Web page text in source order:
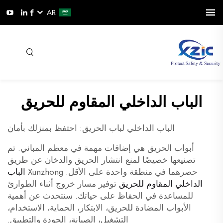
AR
الباب الداخلي المقاوم للحريق
الباب الداخلي لباب الحريق: احتفظ بمنزلك بأمان
أبواب الحريق هي إضافات مهمة في معظم المباني. تم
تصنيعها خصيصًا لمنع انتشار الحريق والدخان عن طريق
حصرهما في منطقة واحدة على الأقل. Xunzhong
الباب
الداخلي المقاوم للحريق توفير مسار خروج أثناء الطوارئ
للمساعدة في الحفاظ على حياتك. سنتحدث عن أهمية
الأبواب المضادة للحريق، الابتكار، الحماية، الاستخدام،
التشغيل، الصيانة، الجودة والتطبيق.